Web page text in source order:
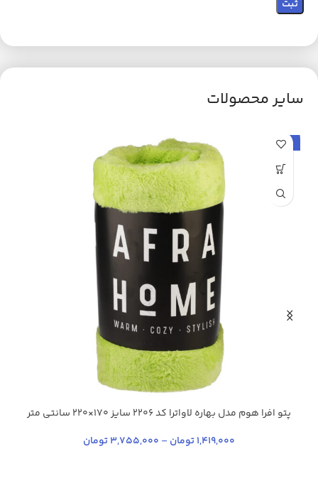
سایر محصولات
حراج
آبی فیروزه ای سبز فلورسنت سدرینارنجی
پتو افرا هوم مدل بهاره لاواترا کد 2206 سایز 170×220 سانتی‌ متر
1,419,000تومان –
3,755,000تومان